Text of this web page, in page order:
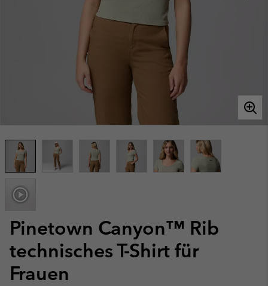
Pinetown Canyon™ Rib
technisches T-Shirt für
Frauen